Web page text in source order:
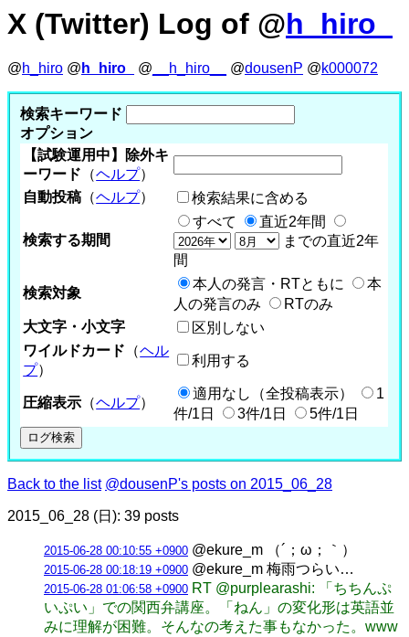
X (Twitter) Log of @h_hiro_
@h_hiro @ h_hiro_ @ __h_hiro__ @dousenP @k000072
検索キーワード
オプション
【試験運用中】除外キ
ーワード （ヘルプ）
自動投稿 （ヘルプ） 検索結果に含める
検索する期間
すべて
直近2年間
までの直近2年
間
検索対象
本人の発言・RTともに
本
人の発言のみ
RTのみ
大文字・小文字
区別しない
ワイルドカード （ヘル
プ）
利用する
圧縮表示 （ヘルプ）
適用なし（全投稿表示）
1
件/1日
3件/1日 5件/1日
Back to the list @dousenP's posts on 2015_06_28
2015_06_28 (日): 39 posts
2015-06-28 00:10:55 +0900 @ekure_m （´；ω；｀）
2015-06-28 00:18:19 +0900 @ekure_m 梅雨つらい…
2015-06-28 01:06:58 +0900 RT @purplearashi: 「ちちんぷ
いぷい」での関西弁講座。「ねん」の変化形は英語並
みに理解が困難。そんなの考えた事もなかった。www